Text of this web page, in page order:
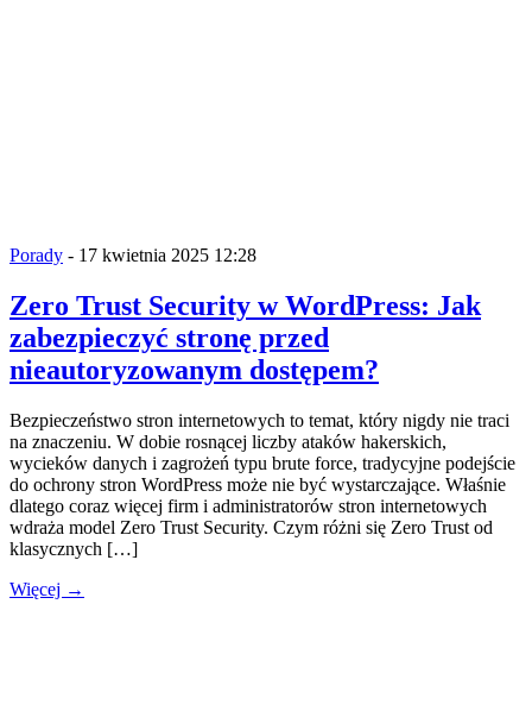
Porady - 17 kwietnia 2025 12:28
Zero Trust Security w WordPress: Jak
zabezpieczyć stronę przed
nieautoryzowanym dostępem?
Bezpieczeństwo stron internetowych to temat, który nigdy nie traci
na znaczeniu. W dobie rosnącej liczby ataków hakerskich,
wycieków danych i zagrożeń typu brute force, tradycyjne podejście
do ochrony stron WordPress może nie być wystarczające. Właśnie
dlatego coraz więcej firm i administratorów stron internetowych
wdraża model Zero Trust Security. Czym różni się Zero Trust od
klasycznych […]
Więcej →